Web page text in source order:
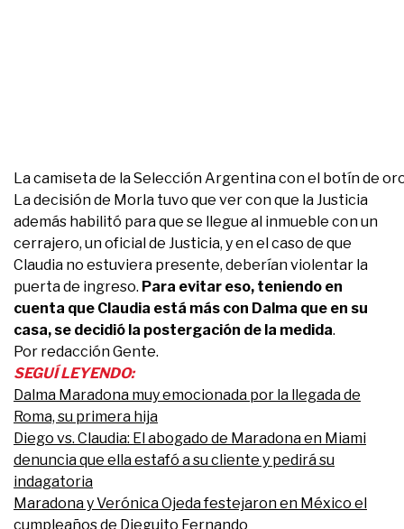
La camiseta de la Selección Argentina con el botín de
La decisión de Morla tuvo que ver con que la Justicia
además habilitó para que se llegue al inmueble con un
cerrajero, un oficial de Justicia, y en el caso de que
Claudia no estuviera presente, deberían violentar la
puerta de ingreso. Para evitar eso, teniendo en
cuenta que Claudia está más con Dalma que en su
casa, se decidió la postergación de la medida.
Por redacción Gente.
SEGUÍ LEYENDO:
Dalma Maradona muy emocionada por la llegada de
Roma, su primera hija
Diego vs. Claudia: El abogado de Maradona en Miami
denuncia que ella estafó a su cliente y pedirá su
indagatoria
Maradona y Verónica Ojeda festejaron en México el
cumpleaños de Dieguito Fernando